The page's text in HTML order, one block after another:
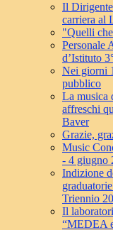
Il
carriera al
"Quelli
Personale
d’Istituto
Nei giorni
pubblico
La musica
affreschi
Baver
Grazie,
Music
- 4 giugno
Indizione
Triennio
Il
“MEDEA